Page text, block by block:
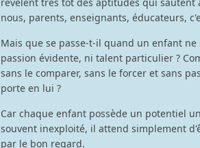
nous, parents, enseignants, éducateurs,
Mais que se passe-t-il quand un enfant ne
passion évidente, ni talent particulier ?
sans le comparer, sans le forcer et sans
porte en lui ?
Car chaque enfant possède un potentiel
souvent inexploité, il attend simplement
par le bon regard.